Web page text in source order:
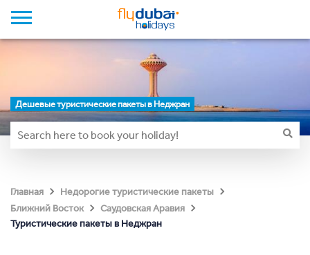
Дешевые туристические пакеты в Неджран
Главная
Недорогие туристические пакеты
Ближний Восток
Саудовская Аравия
Туристические пакеты в Неджран